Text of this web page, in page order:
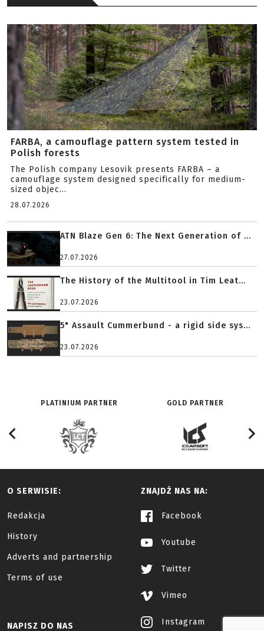
FARBA, a camouflage pattern system tested in
Polish forests
The Polish company Lesovik presents FARBA – a
camouflage system designed specifically for medium-
sized objec...
28.07.2026
ATN Blaze Gen 6: The Next Generation of ...
27.07.2026
The History of the Multitool in Tim Leat...
23.07.2026
5" Assault Cummerbund - a rigid side sys...
23.07.2026
PLATINIUM PARTNER GOLD PARTNER
O SERWISIE:
Redakcja
History
Adverts and partnership
Terms of use
ZNAJDŹ NAS NA:
Facebook
Youtube
Twitter
Vimeo
Instagram
NAPISZ DO NAS